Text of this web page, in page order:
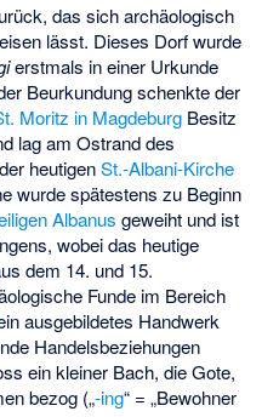
das sich archäologisch
lässt. Dieses Dorf wurde
erstmals in einer Urkunde
Beurkundung schenkte der
Moritz in Magdeburg Besitz
lag am Ostrand des
heutigenSt.-Albani-Kirche
wurde spätestens zu Beginn
Albanus geweiht und ist
wobei das heutige
dem 14. und 15.
Funde im Bereich
ausgebildetes Handwerk
Handelsbeziehungen
ein kleiner Bach, die Gote,
bezog („-ing“ = „Bewohner